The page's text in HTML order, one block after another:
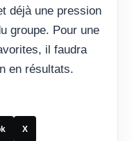
déjà une pression
groupe. Pour une
il faudra
en résultats.
X